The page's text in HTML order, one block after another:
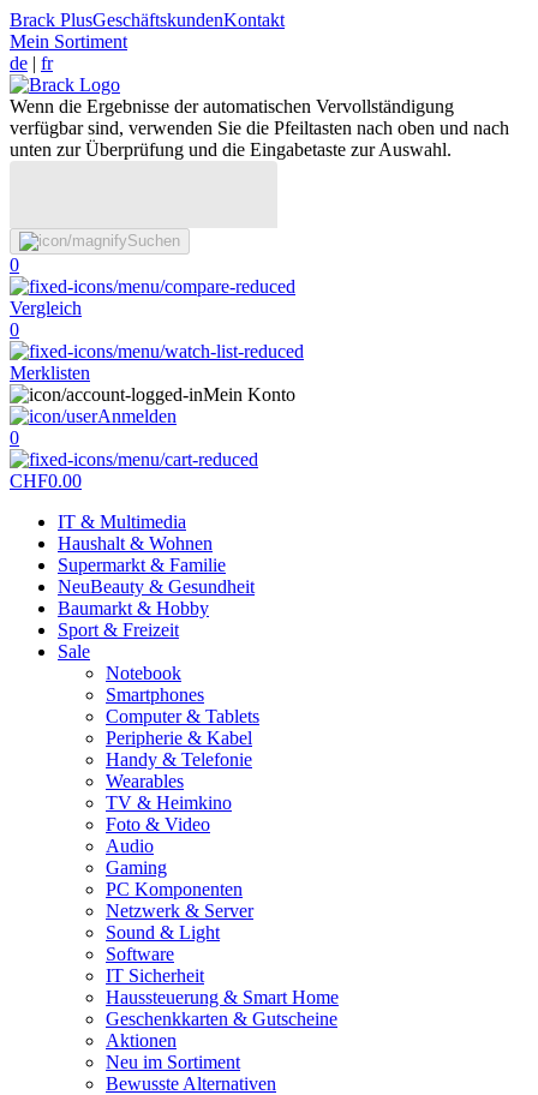
Brack PlusGeschäftskundenKontakt
Mein Sortiment
de | fr
Wenn die Ergebnisse der automatischen Vervollständigung
verfügbar sind, verwenden Sie die Pfeiltasten nach oben und nach
unten zur Überprüfung und die Eingabetaste zur Auswahl.
Suchen
0
Vergleich
0
Merklisten
Mein Konto
Anmelden
0
CHF0.00
IT & Multimedia
Haushalt & Wohnen
Supermarkt & Familie
NeuBeauty & Gesundheit
Baumarkt & Hobby
Sport & Freizeit
Sale
Notebook
Smartphones
Computer & Tablets
Peripherie & Kabel
Handy & Telefonie
Wearables
TV & Heimkino
Foto & Video
Audio
Gaming
PC Komponenten
Netzwerk & Server
Sound & Light
Software
IT Sicherheit
Haussteuerung & Smart Home
Geschenkkarten & Gutscheine
Aktionen
Neu im Sortiment
Bewusste Alternativen